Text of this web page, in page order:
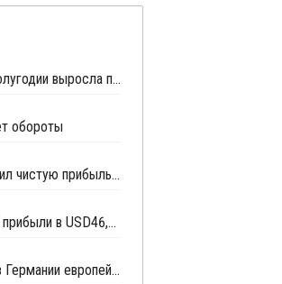
Чистая прибыль Chevron в I полугодии выросла почти в 2,4 раза
обороты
Нижнекамскнефтехим сократил чистую прибыль по РСБУ в 15 раз в первом полугодии
LG Chem отчиталась о чистой прибыли в USD46,9 млн по итогам второго квартала 2026 года
BP завершила продажу НПЗ в Германии европейской Klesch Group